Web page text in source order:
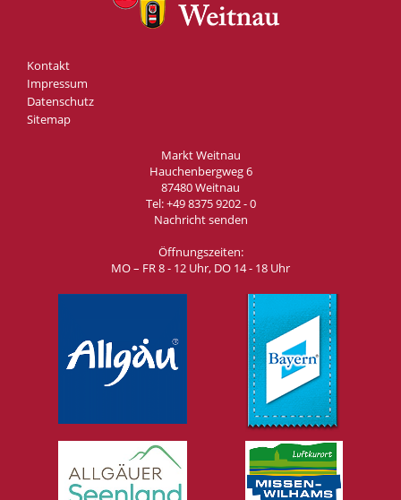
Kontakt
Impressum
Datenschutz
Sitemap
Markt Weitnau
Hauchenbergweg 6
87480 Weitnau
Tel:+49 8375 9202 - 0
Nachricht senden
Öffnungszeiten:
MO – FR 8 - 12 Uhr, DO 14 - 18 Uhr